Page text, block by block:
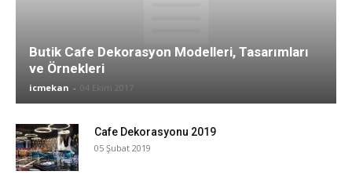
Butik Cafe Dekorasyon Modelleri, Tasarımları
ve Örnekleri
icmekan - 04 Ekim 2017
Cafe Dekorasyonu 2019
05 Şubat 2019